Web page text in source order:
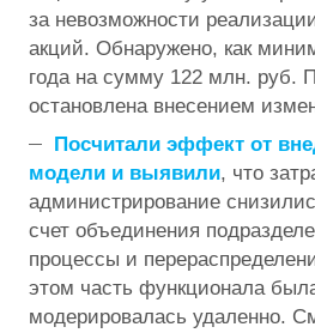
за невозможности
акций. Обнаружено, как
года на сумму 122 млн. руб.
остановлена внесением
Посчитали эффект от
модели и выявили, что
администрирование
счет объединения
процессы и
этом часть функционала
модерировалась удаленно.